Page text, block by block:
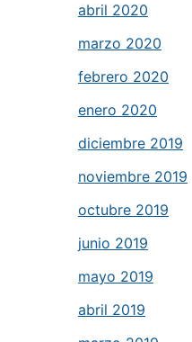
abril 2020
marzo 2020
febrero 2020
enero 2020
diciembre 2019
noviembre 2019
octubre 2019
junio 2019
mayo 2019
abril 2019